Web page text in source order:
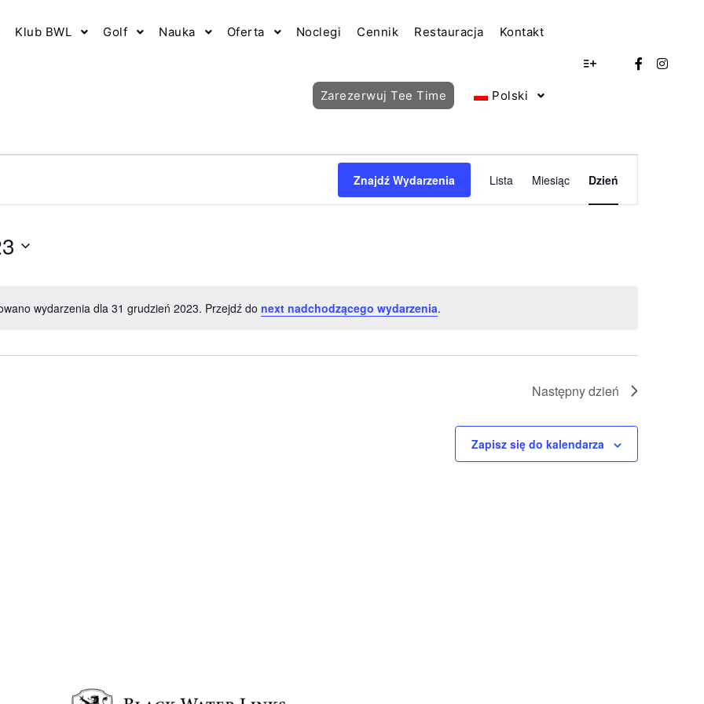
Klub BWL Golf Nauka Oferta Noclegi Cennik Restauracja Kontakt
Zarezerwuj Tee Time Polski
Powiadomienie
wydarzenia dla 31 grudzień 2023. Przejdź do next nadchodzącego wydarzenia.
Znajdź Wydarzenia
widoków
Wydarzenie
Lista Miesiąc Dzień
Następny dzień
Zapisz się do kalendarza